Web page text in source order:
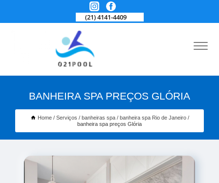
(21) 4141-4409
BANHEIRA SPA PREÇOS GLÓRIA
Home Serviços banheiras spa
banheira spa Rio de Janeiro
banheira spa preços Glória